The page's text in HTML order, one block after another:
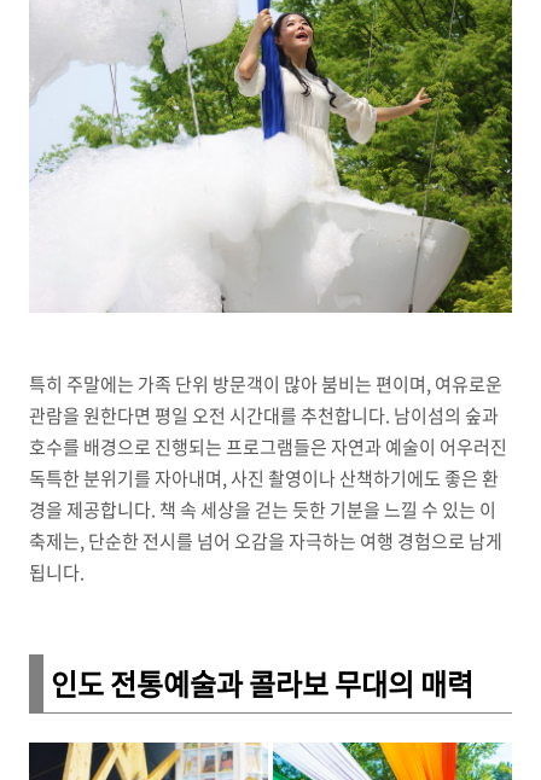
특히 주말에는 가족 단위 방문객이 많아 붐비는 편이며, 여유로운
관람을 원한다면 평일 오전 시간대를 추천합니다. 남이섬의 숲과
호수를 배경으로 진행되는 프로그램들은 자연과 예술이 어우러진
독특한 분위기를 자아내며, 사진 촬영이나 산책하기에도 좋은 환
경을 제공합니다. 책 속 세상을 걷는 듯한 기분을 느낄 수 있는 이
축제는, 단순한 전시를 넘어 오감을 자극하는 여행 경험으로 남게
됩니다.
인도 전통예술과 콜라보 무대의 매력